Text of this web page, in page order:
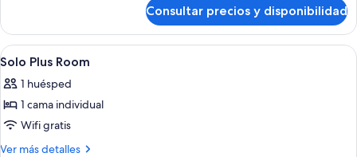
Plus
Room
Consultar precios y disponibilidad
Abrir
todas
las
fotos
de
Solo
Ducha, artículos de higiene personal
2
Solo Plus Room
1 huésped
1 cama individual
Wifi gratis
Ver más detalles
Más